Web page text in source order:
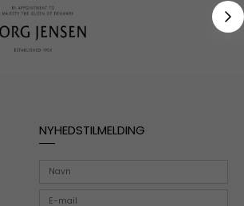
NYHEDSTILMELDING